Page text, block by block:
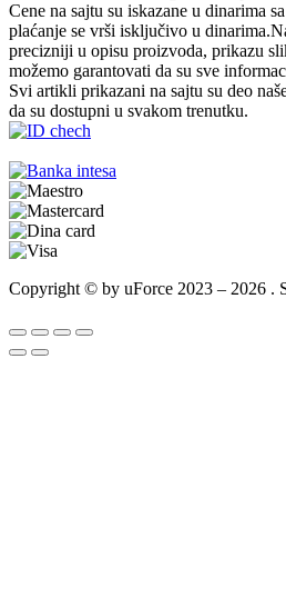
Cene na sajtu su iskazane u dinarima
plaćanje se vrši isključivo u
precizniji u opisu proizvoda, prikazu
možemo garantovati da su sve
Svi artikli prikazani na sajtu su deo
da su dostupni u svakom trenutku.
Copyright © by uForce 2023 – 2026 .